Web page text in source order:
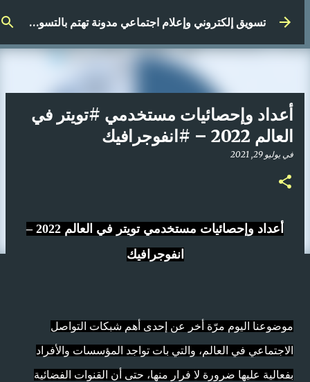
التخطي إلى المحتوى الرئيسي تسويق إلكتروني وإعلام اجتماعي مدونة تهتم بالتسويق الرقمي
أعداد وإحصائيات مستخدمي #تويتر في
العالم 2022 – #انفوجرافيك
في يوليو 29, 2021
أعداد وإحصائيات مستخدمي تويتر في العالم 2022 –
انفوجرافيك
موضوعنا اليوم مرّة أخر عن إحدى أهم شبكات التواصل
الاجتماعي في العالم، والتي بات تواجد المؤسسات والأفراد
بفعالية عليها ضرورة لا فرار منها، حتى أن القنوات الفضائية